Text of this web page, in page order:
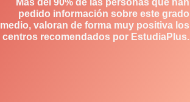
Más del 90% de las personas que han
pedido información sobre este grado
medio, valoran de forma muy positiva los
centros recomendados por EstudiaPlus.